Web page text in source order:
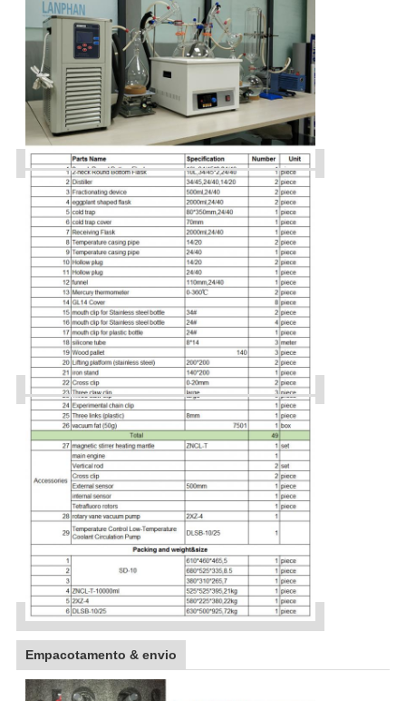
Empacotamento & envio